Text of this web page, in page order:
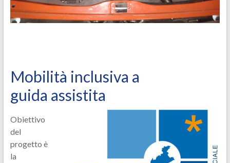
Mobilità inclusiva a
guida assistita
Obiettivo
del
progetto è
la